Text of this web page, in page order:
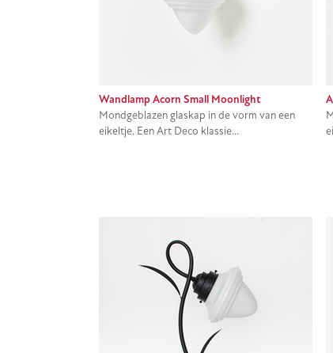
Wandlamp Acorn Small Moonlight
Mondgeblazen glaskap in de vorm van een
eikeltje. Een Art Deco klassie...